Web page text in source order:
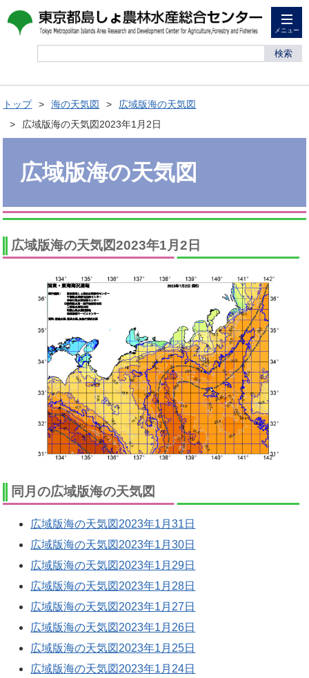
メニュー
検索
トップ 海の天気図
広域版海の天気図
広域版海の天気図2023年1月2日
広域版海の天気図
広域版海の天気図2023年1月2日
同月の広域版海の天気図
広域版海の天気図2023年1月31日
広域版海の天気図2023年1月30日
広域版海の天気図2023年1月29日
広域版海の天気図2023年1月28日
広域版海の天気図2023年1月27日
広域版海の天気図2023年1月26日
広域版海の天気図2023年1月25日
広域版海の天気図2023年1月24日